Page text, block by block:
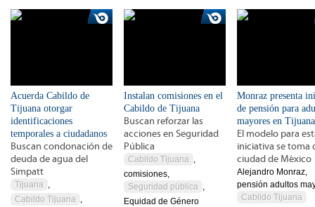
Acuerda Cabildo de
Tijuana otorgar
identificaciones
temporales a ciudadanos
Buscan condonación de
deuda de agua del
Simpatt
Tijuana ,
Cabildo Tijuana ,
Instalan comisiones en el
Cabildo de Tijuana
Buscan reforzar las
acciones en Seguridad
Pública
Cabildo Tijuana ,
comisiones,
Seguridad pública ,
Equidad de Género
Monraz presenta
de pensión para
mayores en Tijuana
El modelo para
iniciativa se toma
ciudad de México
Alejandro Monraz,
pensión adultos
Cabildo Tijuana